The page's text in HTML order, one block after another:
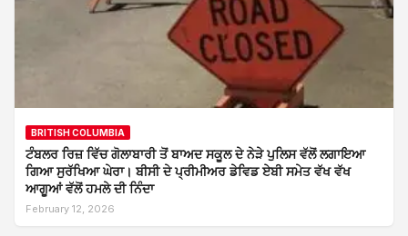
BRITISH COLUMBIA
ਟੰਬਲਰ ਰਿਜ਼ ਵਿੱਚ ਗੋਲਾਬਾਰੀ ਤੋਂ ਬਾਅਦ ਸਕੂਲ ਦੇ ਨੇੜੇ ਪੁਲਿਸ ਵੱਲੋਂ ਲਗਾਇਆ
ਗਿਆ ਸੁਰੱਖਿਆ ਘੇਰਾ। ਬੀਸੀ ਦੇ ਪ੍ਰੀਮੀਅਰ ਡੇਵਿਡ ਏਬੀ ਸਮੇਤ ਵੱਖ ਵੱਖ
ਆਗੂਆਂ ਵੱਲੋਂ ਹਮਲੇ ਦੀ ਨਿੰਦਾ
February 12, 2026